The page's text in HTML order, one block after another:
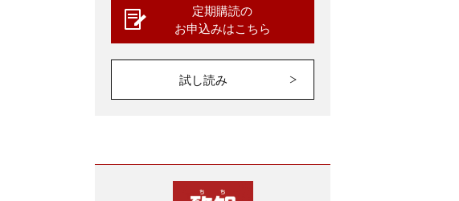
定期購読の
お申込みはこちら
試し読み